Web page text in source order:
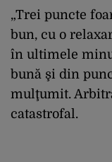
„Trei puncte
bun, cu o
în ultimele
bună şi din
mulţumit.
catastrofal.